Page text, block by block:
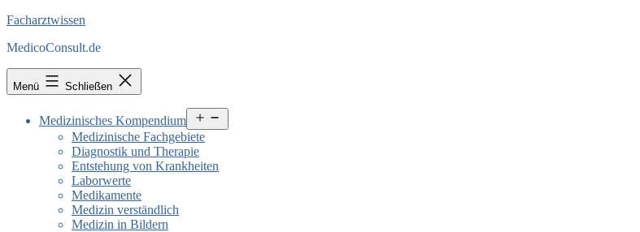
Facharztwissen
MedicoConsult.de
Menü Schließen
Medizinisches Kompendium
öffnen
Medizinische Fachgebiete
Diagnostik und Therapie
Entstehung von Krankheiten
Laborwerte
Medikamente
Medizin verständlich
Medizin in Bildern